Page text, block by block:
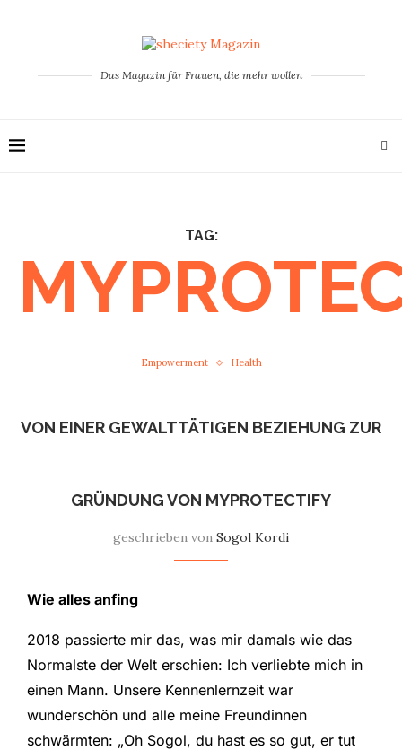
Das Magazin für Frauen, die mehr wollen
TAG:
Empowerment Health
VON EINER GEWALTTÄTIGEN BEZIEHUNG ZUR
GRÜNDUNG VON MYPROTECTIFY
geschrieben von Sogol Kordi
Wie alles anfing
2018 passierte mir das, was mir damals wie das
Normalste der Welt erschien: Ich verliebte mich in
einen Mann. Unsere Kennenlernzeit war
wunderschön und alle meine Freundinnen
schwärmten: „Oh Sogol, du hast es so gut, er tut